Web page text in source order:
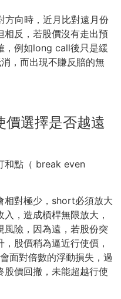
向時， 近月比對遠月份
反， 若股價沒有走出預
，例如long call後只是緩
， 而出現不賺反賠的無
選擇是否越遠
和點（ break even
對極少， short必須放大
， 造成槓桿無限放大，
險， 因為遠，若股份突
股價稍為逼近行使價，
面對倍數的浮動損失，過
股價回撤，未能超越行使